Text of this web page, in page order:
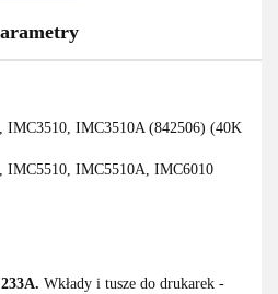
IMC3510, IMC3510A (842506) (40K
IMC5510, IMC5510A, IMC6010
Wkłady i tusze do drukarek -